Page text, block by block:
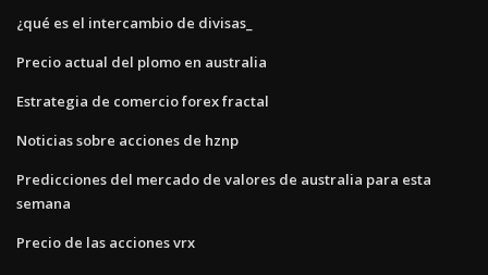
¿qué es el intercambio de divisas_
Precio actual del plomo en australia
Estrategia de comercio forex fractal
Noticias sobre acciones de hznp
Predicciones del mercado de valores de australia para esta
semana
Precio de las acciones vrx